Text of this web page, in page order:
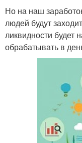
Но на наш
людей будут
ликвидности
обрабатывать в